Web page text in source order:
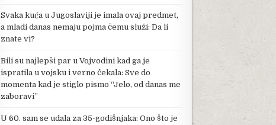
Svaka kuća u Jugoslaviji je imala ovaj predmet,
a mladi danas nemaju pojma čemu služi: Da li
znate vi?
Bili su najlepši par u Vojvodini kad ga je
ispratila u vojsku i verno čekala: Sve do
momenta kad je stiglo pismo “Jelo, od danas me
zaboravi”
U 60. sam se udala za 35-godišnjaka: Ono što je